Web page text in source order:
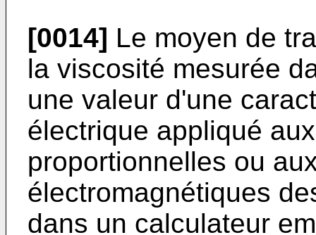
[0014] Le moyen de
la viscosité mesurée
une valeur d'une
électrique appliqué
proportionnelles ou
électromagnétiques
dans un calculateur